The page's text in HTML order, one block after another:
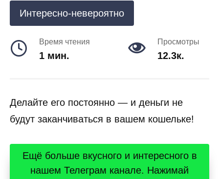
Интересно-невероятно
Время чтения
1 мин.
Просмотры
12.3к.
Делайте его постоянно — и деньги не
будут заканчиваться в вашем кошельке!
Ещё больше вкусного и интересного в
нашем Телеграм канале. Нажимай